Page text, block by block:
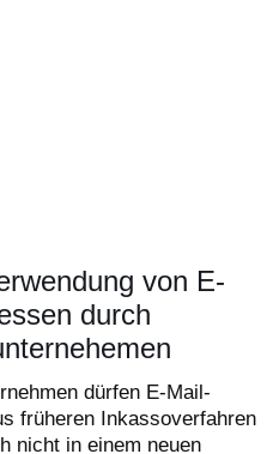
von E-
durch
dürfen E-Mail-
früheren Inkassoverfahren
nicht in einem neuen